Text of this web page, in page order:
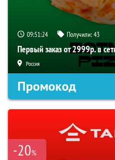
09:51:23 Получили:43
Первый заказ от 2999р. в
Россия
Промокод
-20%